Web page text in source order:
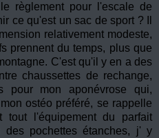
règlement pour l'escale de
ce qu'est un sac de sport ? Il
relativement modeste,
prennent du temps, plus que
C'est qu'il y en a des
chaussettes de rechange,
pour mon aponévrose qui,
ostéo préféré, se rappelle
tout l'équipement du parfait
pochettes étanches, j' y